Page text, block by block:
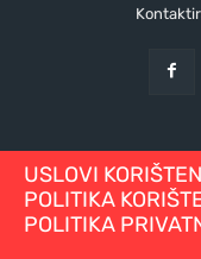
USLOVI
POLITIKA
POLITIKA